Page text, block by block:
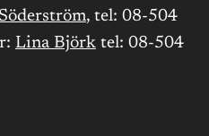
, tel: 08-504
Lina Björk tel: 08-504